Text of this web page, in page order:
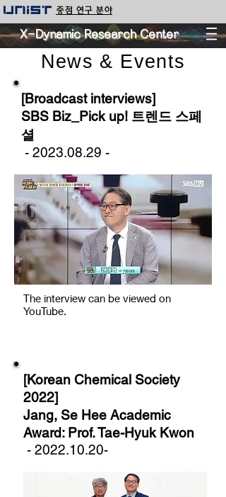
중점 연구 분야
X-Dynamic Research Center
News & Events
[Broadcast interviews]
SBS Biz_Pick up! 트렌드 스페
셜
- 2023.08.29 -
The interview can be viewed on
YouTube.​
[Korean Chemical Society
2022]
Jang, Se Hee Academic
Award: Prof. Tae-Hyuk Kwon
- 2022.10.20-